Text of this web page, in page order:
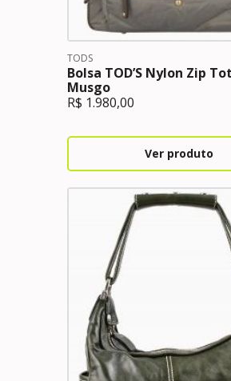
TODS
Bolsa TOD’S Nylon Zip
Musgo
R$ 1.980,00
Ver produto